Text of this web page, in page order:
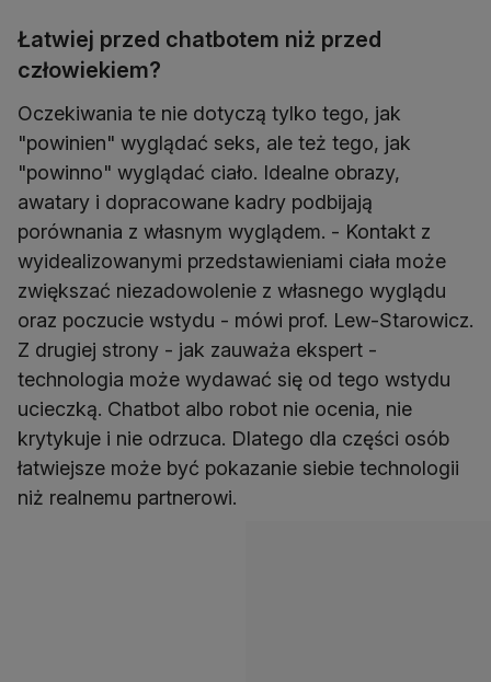
Łatwiej przed chatbotem niż przed
człowiekiem?
Oczekiwania te nie dotyczą tylko tego, jak
"powinien" wyglądać seks, ale też tego, jak
"powinno" wyglądać ciało. Idealne obrazy,
awatary i dopracowane kadry podbijają
porównania z własnym wyglądem. - Kontakt z
wyidealizowanymi przedstawieniami ciała może
zwiększać niezadowolenie z własnego wyglądu
oraz poczucie wstydu - mówi prof. Lew-Starowicz.
Z drugiej strony - jak zauważa ekspert -
technologia może wydawać się od tego wstydu
ucieczką. Chatbot albo robot nie ocenia, nie
krytykuje i nie odrzuca. Dlatego dla części osób
łatwiejsze może być pokazanie siebie technologii
niż realnemu partnerowi.